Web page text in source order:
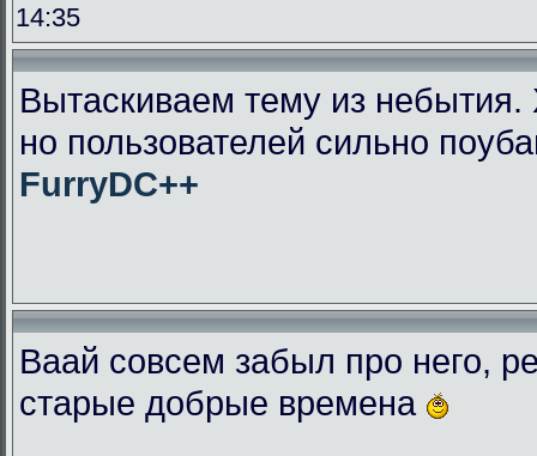
14:35
Вытаскиваем тему из
но пользователей сильно
FurryDC++
Ваай совсем забыл про него,
старые добрые времена